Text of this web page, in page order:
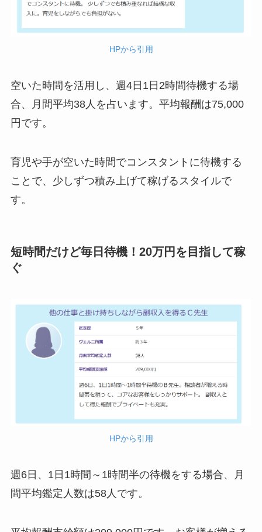
HPから引用
空いた時間を活用し、週4日1日2時間待機する場
合、月間平均38人を占います。平均報酬は75,000
円です。
育児や手が空いた時間でコンスタントに待機する
ことで、少しずつ積み上げて稼げるスタイルで
す。
短時間だけど毎日待機！20万円を目指して稼
ぐ
HPから引用
週6日、1日1時間～1時間半の待機をする場合、月
間平均鑑定人数は58人です。